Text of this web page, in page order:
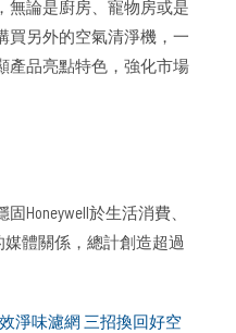
無論是廚房、寵物房或是
買另外的空氣清淨機，一
產品亮點特色，強化市場
Honeywell於生活消費、
媒體關係，總計創造超過
效淨味濾網 三招換回好空